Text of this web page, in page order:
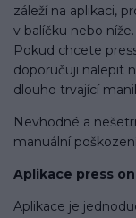
záleží na aplikaci,
v balíčku nebo níže.
Pokud chcete
doporučuji nalepit
dlouho trvající
Nevhodné a
manuální
Aplikace press
Aplikace je